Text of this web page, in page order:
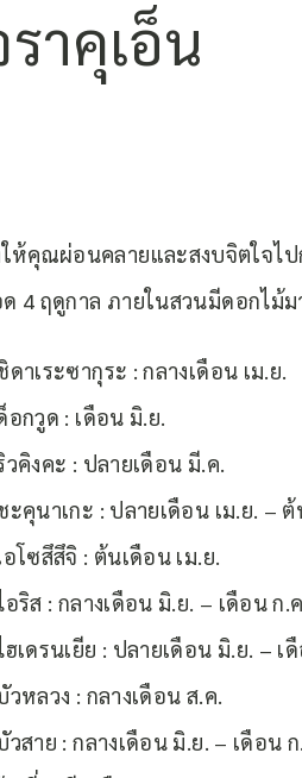
าคุเอ็น
คุณผ่อนคลายและสงบจิตใจไป
4 ฤดูกาล ภายในสวนมีดอกไ
าเระซากุระ : กลางเดือน เม.ย.
กวูด : เดือน มิ.ย.
คิงคะ : ปลายเดือน มี.ค.
คุนาเกะ : ปลายเดือน เม.ย. –
โซสึสึจิ : ต้นเดือน เม.ย.
ริส : กลางเดือน มิ.ย. – เดือน ก.
เดรนเยีย : ปลายเดือน มิ.ย. – เ
หลวง : กลางเดือน ส.ค.
สาย : กลางเดือน มิ.ย. – เดือน